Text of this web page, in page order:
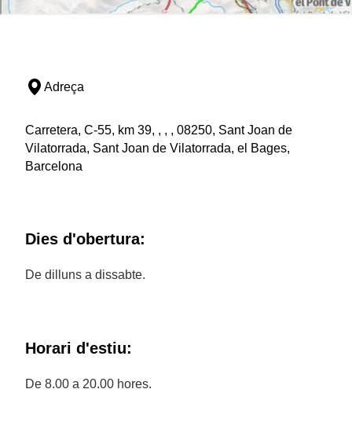
Adreça
Carretera, C-55, km 39, , , , 08250, Sant Joan de
Vilatorrada, Sant Joan de Vilatorrada, el Bages,
Barcelona
Dies d'obertura:
De dilluns a dissabte.
Horari d'estiu:
De 8.00 a 20.00 hores.